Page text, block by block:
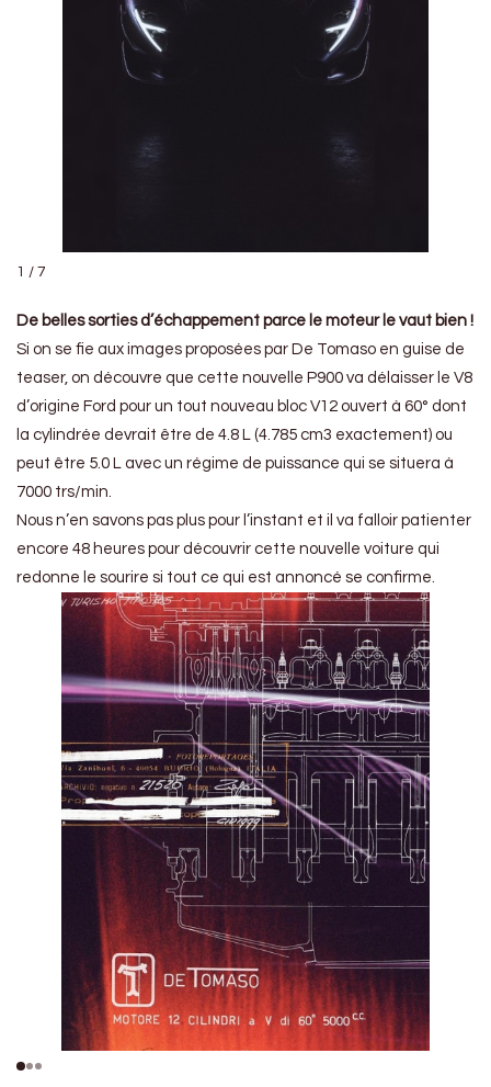
1 / 7
De belles sorties d’échappement parce le moteur le vaut bien !
Si on se fie aux images proposées par De Tomaso en guise de
teaser, on découvre que cette nouvelle P900 va délaisser le V8
d’origine Ford pour un tout nouveau bloc V12 ouvert à 60° dont
la cylindrée devrait être de 4.8 L (4.785 cm3 exactement) ou
peut être 5.0 L avec un régime de puissance qui se situera à
7000 trs/min.
Nous n’en savons pas plus pour l’instant et il va falloir patienter
encore 48 heures pour découvrir cette nouvelle voiture qui
redonne le sourire si tout ce qui est annoncé se confirme.